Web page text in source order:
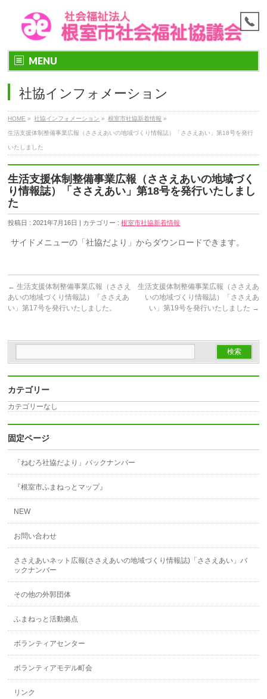
MENU
社協インフォメーション
HOME » 社協インフォメーション » 根室市社協新着情報 »
生活支援体制整備事業広報（ささえあいの地域づくり情報誌）「ささえあい」第18号を発行
いたしました
生活支援体制整備事業広報（ささえあいの地域づく
り情報誌）「ささえあい」第18号を発行いたしまし
た
投稿日 : 2021年7月16日 | カテゴリー :根室市社協新着情報
サイドメニューの「社協だより」からダウンロードできます。
← 生活支援体制整備事業広報（ささえ
あいの地域づくり情報誌）「ささえあ
い」第17号を発行いたしました。
生活支援体制整備事業広報（ささえあ
いの地域づくり情報誌）「ささえあ
い」第19号を発行いたしました →
カテゴリー
カテゴリーなし
固定ページ
「ねむろ社協だより」バックナンバー
『根室市ふまねっとマップ』
NEW
お問い合わせ
ささえあいネット広報(ささえあいの地域づくり情報誌)「ささえあい」バ
ックナンバー
その他の外郭団体
ふまねっと活動拠点
ボランティアセンター
ボランティアモデル町会
リンク